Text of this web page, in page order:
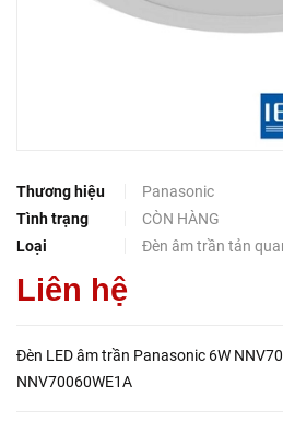
Thương hiệu
Panasonic
Tình trạng
CÒN HÀNG
Loại
Đèn âm trần tản
Liên hệ
Đèn LED âm trần Panasonic 6W
NNV70060WE1A